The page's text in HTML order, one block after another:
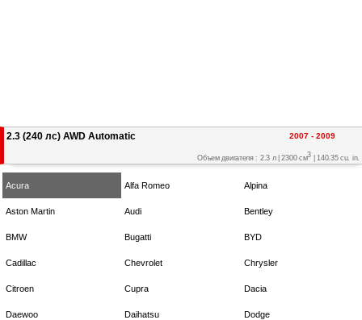
2.3 (240 лс) AWD Automatic 2007 - 2009
Объем двигателя : 2.3 л | 2300 см3 | 140.35 cu. in.
Acura Alfa Romeo Alpina
Aston Martin Audi Bentley
BMW Bugatti BYD
Cadillac Chevrolet Chrysler
Citroen Cupra Dacia
Daewoo Daihatsu Dodge